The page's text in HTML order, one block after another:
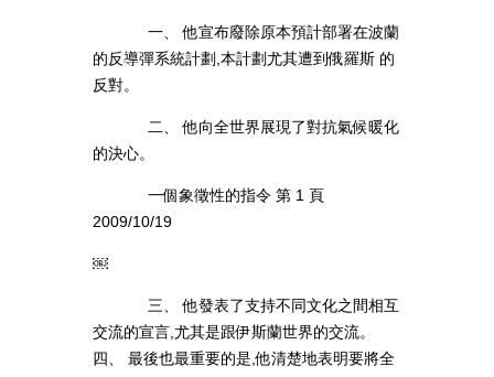
一、 他宣布廢除原本預計部署在波蘭
的反導彈系統計劃,本計劃尤其遭到俄羅斯 的
反對。
二、 他向全世界展現了對抗氣候暖化
的決心。
一個象徵性的指令 第 1 頁
2009/10/19
￼
三、 他發表了支持不同文化之間相互
交流的宣言,尤其是跟伊斯蘭世界的交流。
四、 最後也最重要的是,他清楚地表明要將全